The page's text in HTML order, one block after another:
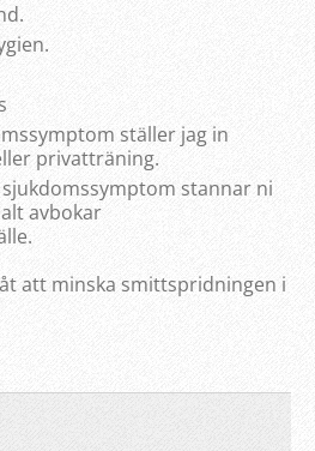
ställer jag in
privatträning.
stannar ni
avbokar
att minska smittspridningen i